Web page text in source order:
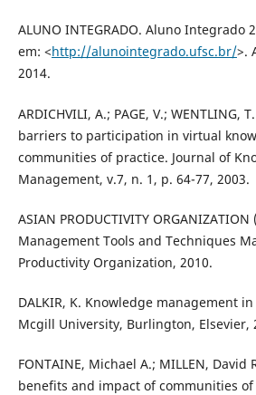
ALUNO INTEGRADO. Aluno Integrado
em: <http://alunointegrado.ufsc.br/>.
2014.
ARDICHVILI, A.; PAGE, V.; WENTLING,
barriers to participation in virtual
communities of practice. Journal of
Management, v.7, n. 1, p. 64-77, 2003.
ASIAN PRODUCTIVITY
Management Tools and Techniques
Productivity Organization, 2010.
DALKIR, K. Knowledge management
Mcgill University, Burlington, Elsevier,
FONTAINE, Michael A.; MILLEN,
benefits and impact of communities of